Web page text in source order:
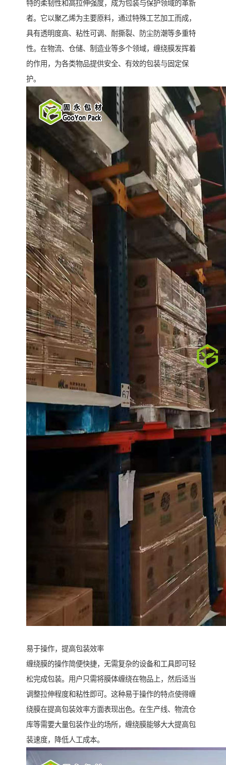
特的柔韧性和高拉伸强度，成为包装与保护领域的革新
者。它以聚乙烯为主要原料，通过特殊工艺加工而成，
具有透明度高、粘性可调、耐撕裂、防尘防潮等多重特
性。在物流、仓储、制造业等多个领域，缠绕膜发挥着
的作用，为各类物品提供安全、有效的包装与固定保
护。
易于操作，提高包装效率
缠绕膜的操作简便快捷，无需复杂的设备和工具即可轻
松完成包装。用户只需将膜体缠绕在物品上，然后适当
调整拉伸程度和粘性即可。这种易于操作的特点使得缠
绕膜在提高包装效率方面表现出色。在生产线、物流仓
库等需要大量包装作业的场所，缠绕膜能够大大提高包
装速度，降低人工成本。